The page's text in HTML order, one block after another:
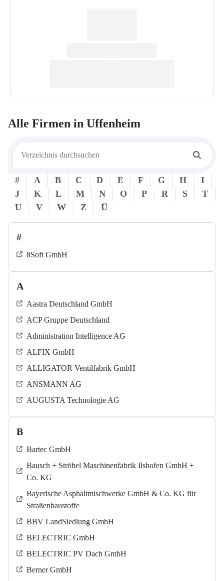
Alle Firmen in Uffenheim
# A B C D E F G H
I
J
K L M N O P R S
T
U
V W Z Ü
#
8Soft GmbH
A
Aastra Deutschland GmbH
ACP Gruppe Deutschland
Administration Intelligence AG
ALFIX GmbH
ALLIGATOR Ventilfabrik GmbH
ANSMANN AG
AUGUSTA Technologie AG
B
Bartec GmbH
Bausch + Ströbel Maschinenfabrik Ilshofen GmbH +
Co. KG
Bayerische Asphaltmischwerke GmbH & Co. KG für
Straßenbaustoffe
BBV LandSiedlung GmbH
BELECTRIC GmbH
BELECTRIC PV Dach GmbH
Berner GmbH